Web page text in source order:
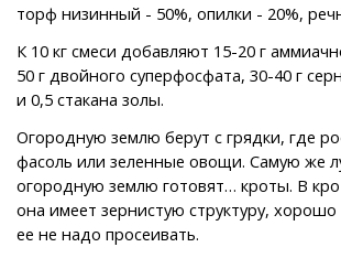
торф низинный - 50%, опилки - 20%,
К 10 кг смеси добавляют 15-20 г
50 г двойного суперфосфата, 30-40 г
и 0,5 стакана золы.
Огородную землю берут с грядки, где
фасоль или зеленные овощи. Самую же
огородную землю готовят… кроты. В
она имеет зернистую структуру,
ее не надо просеивать.